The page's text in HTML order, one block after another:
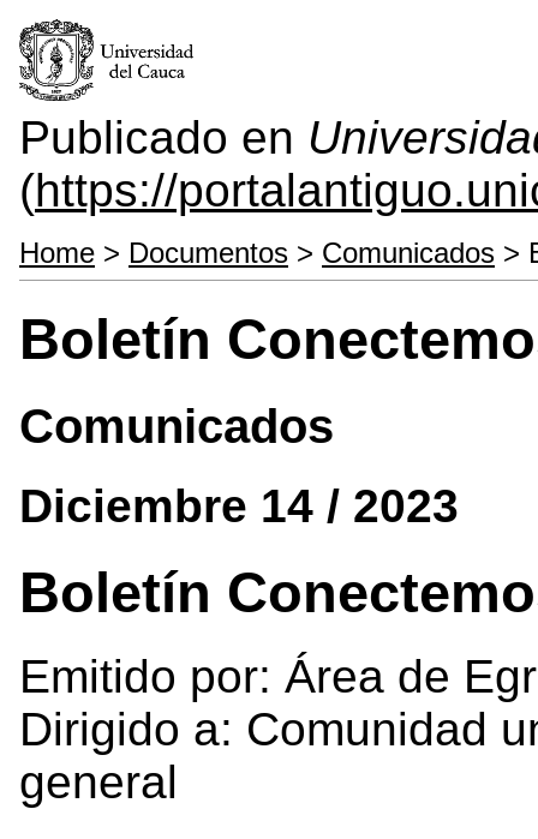
Publicado en
(https://
Home > Documentos > Comunicados >
Boletín
Comunicados
Diciembre 14 / 2023
Boletín
Emitido por: Área de
Dirigido a: Comunidad
general